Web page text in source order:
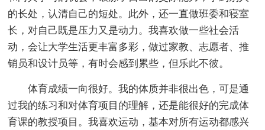
的长处，认清自己的短处。此外，还一直做班委和寝室
长，对自己既是压力又是动力。我喜欢做一些社会活
动，会让大学生活更丰富多彩，做过家教、志愿者、推
销员和设计员等，有时会感到累些，但乐此不彼。
体育成绩一向很好。我的体质并非很出色，可是通
过我的练习和对体育项目的理解，还是能很好的完成体
育课的教授项目。我喜欢运动，基本对所有运动都感兴